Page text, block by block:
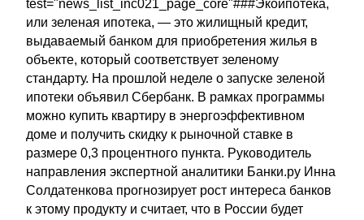
test="news_list_inc021_page_core"###Экоипотека,
или зеленая ипотека, — это жилищный кредит,
выдаваемый банком для приобретения жилья в
объекте, который соответствует зеленому
стандарту. На прошлой неделе о запуске зеленой
ипотеки объявил Сбербанк. В рамках программы
можно купить квартиру в энергоэффективном
доме и получить скидку к рыночной ставке в
размере 0,3 процентного пункта. Руководитель
направления экспертной аналитики Банки.ру Инна
Солдатенкова прогнозирует рост интереса банков
к этому продукту и считает, что в России будет